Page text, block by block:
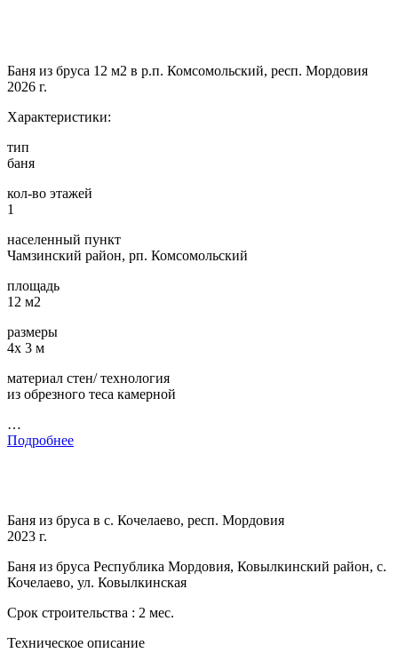
Баня из бруса 12 м2 в р.п. Комсомольский, респ. Мордовия
2026 г.
Характеристики:
тип
баня
кол-во этажей
1
населенный пункт
Чамзинский район, рп. Комсомольский
площадь
12 м2
размеры
4х 3 м
материал стен/ технология
из обрезного теса камерной
…
Подробнее
Баня из бруса в с. Кочелаево, респ. Мордовия
2023 г.
Баня из бруса Республика Мордовия, Ковылкинский район, с.
Кочелаево, ул. Ковылкинская
Срок строительства : 2 мес.
Техническое описание